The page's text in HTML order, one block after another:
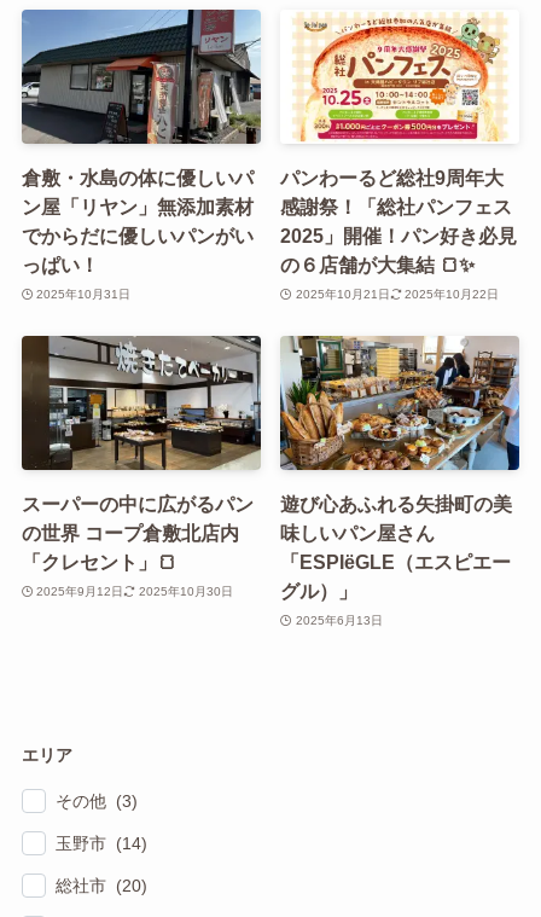
倉敷・水島の体に優しいパ
ン屋「リヤン」無添加素材
でからだに優しいパンがい
っぱい！
2025年10月31日
パンわーるど総社9周年大
感謝祭！「総社パンフェス
2025」開催！パン好き必見
の６店舗が大集結 🍞✨
2025年10月21日 2025年10月22日
スーパーの中に広がるパン
の世界 コープ倉敷北店内
「クレセント」🍞
2025年9月12日 2025年10月30日
遊び心あふれる矢掛町の美
味しいパン屋さん
「ESPIëGLE（エスピエー
グル）」
2025年6月13日
エリア
その他 (3)
玉野市 (14)
総社市 (20)